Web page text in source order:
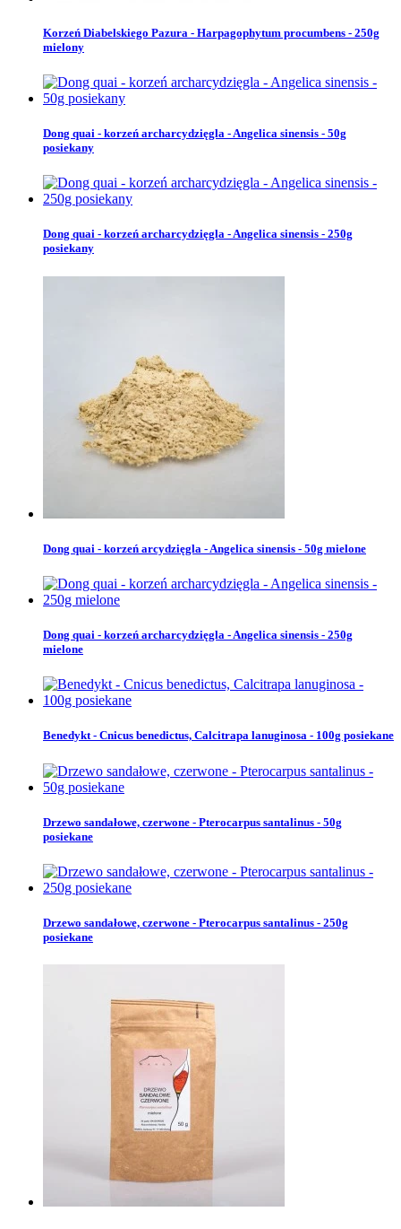
Korzeń Diabelskiego Pazura - Harpagophytum procumbens - 250g
mielony
Dong quai - korzeń archarcydzięgla - Angelica sinensis - 50g
posiekany
Dong quai - korzeń archarcydzięgla - Angelica sinensis - 250g
posiekany
Dong quai - korzeń arcydzięgla - Angelica sinensis - 50g mielone
Dong quai - korzeń archarcydzięgla - Angelica sinensis - 250g
mielone
Benedykt - Cnicus benedictus, Calcitrapa lanuginosa - 100g posiekane
Drzewo sandałowe, czerwone - Pterocarpus santalinus - 50g
posiekane
Drzewo sandałowe, czerwone - Pterocarpus santalinus - 250g
posiekane